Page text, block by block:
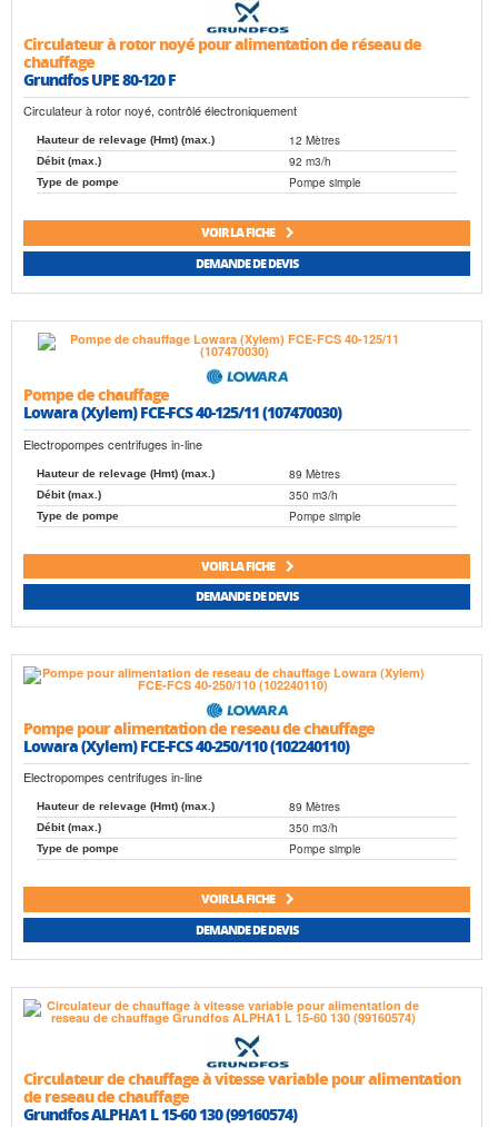
Circulateur à rotor noyé pour alimentation de réseau de
chauffage
Grundfos UPE 80-120 F
Circulateur à rotor noyé, contrôlé électroniquement
Hauteur de relevage (Hmt) (max.) 12 Mètres
Débit (max.) 92 m3/h
Type de pompe Pompe simple
VOIR LA FICHE
DEMANDE DE DEVIS
Pompe de chauffage
Lowara (Xylem) FCE-FCS 40-125/11 (107470030)
Electropompes centrifuges in-line
Hauteur de relevage (Hmt) (max.) 89 Mètres
Débit (max.) 350 m3/h
Type de pompe Pompe simple
VOIR LA FICHE
DEMANDE DE DEVIS
Pompe pour alimentation de reseau de chauffage
Lowara (Xylem) FCE-FCS 40-250/110 (102240110)
Electropompes centrifuges in-line
Hauteur de relevage (Hmt) (max.) 89 Mètres
Débit (max.) 350 m3/h
Type de pompe Pompe simple
VOIR LA FICHE
DEMANDE DE DEVIS
Circulateur de chauffage à vitesse variable pour alimentation
de reseau de chauffage
Grundfos ALPHA1 L 15-60 130 (99160574)